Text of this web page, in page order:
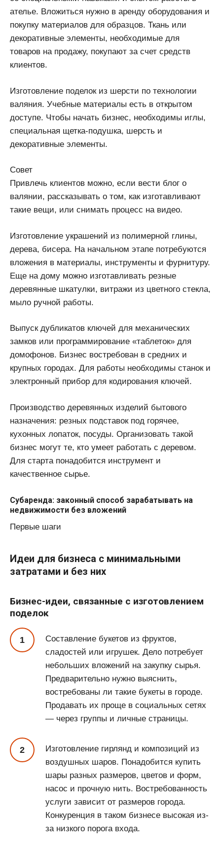
ателье. Вложиться нужно в аренду оборудования и
покупку материалов для образцов. Ткань или
декоративные элементы, необходимые для
товаров на продажу, покупают за счет средств
клиентов.
Изготовление поделок из шерсти по технологии
валяния. Учебные материалы есть в открытом
доступе. Чтобы начать бизнес, необходимы иглы,
специальная щетка-подушка, шерсть и
декоративные элементы.
Совет
Привлечь клиентов можно, если вести блог о
валянии, рассказывать о том, как изготавливают
такие вещи, или снимать процесс на видео.
Изготовление украшений из полимерной глины,
дерева, бисера. На начальном этапе потребуются
вложения в материалы, инструменты и фурнитуру.
Еще на дому можно изготавливать резные
деревянные шкатулки, витражи из цветного стекла,
мыло ручной работы.
Выпуск дубликатов ключей для механических
замков или программирование «таблеток» для
домофонов. Бизнес востребован в средних и
крупных городах. Для работы необходимы станок и
электронный прибор для кодирования ключей.
Производство деревянных изделий бытового
назначения: резных подставок под горячее,
кухонных лопаток, посуды. Организовать такой
бизнес могут те, кто умеет работать с деревом.
Для старта понадобится инструмент и
качественное сырье.
Субаренда: законный способ зарабатывать на
недвижимости без вложений
Первые шаги
Идеи для бизнеса с минимальными
затратами и без них
Бизнес-идеи, связанные с изготовлением
поделок
Составление букетов из фруктов,
сладостей или игрушек. Дело потребует
небольших вложений на закупку сырья.
Предварительно нужно выяснить,
востребованы ли такие букеты в городе.
Продавать их проще в социальных сетях
— через группы и личные страницы.
Изготовление гирлянд и композиций из
воздушных шаров. Понадобится купить
шары разных размеров, цветов и форм,
насос и прочную нить. Востребованность
услуги зависит от размеров города.
Конкуренция в таком бизнесе высокая из-
за низкого порога входа.